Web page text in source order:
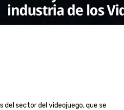
del sector del videojuego, que se